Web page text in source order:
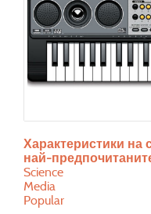
Характеристики на
най-
Science
Media
Popular